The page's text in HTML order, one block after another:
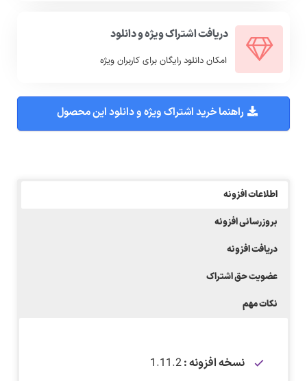
دریافت اشتراک ویژه و دانلود
امکان دانلود رایگان برای کاربران ویژه
راهنما خرید اشتراک ویژه و دانلود این محصول
اطلاعات افزونه
بروزرسانی افزونه
دریافت افزونه
عضویت حق اشتراک
نکات مهم
نسخه افزونه :1.11.2